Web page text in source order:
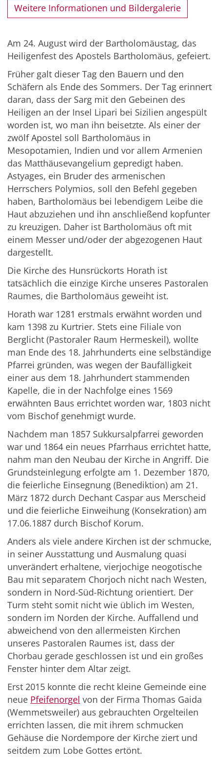
Weitere Informationen und Bildergalerie
Am 24. August wird der Bartholomäustag, das
Heiligenfest des Apostels Bartholomäus, gefeiert.
Früher galt dieser Tag den Bauern und den
Schäfern als Ende des Sommers. Der Tag erinnert
daran, dass der Sarg mit den Gebeinen des
Heiligen an der Insel Lipari bei Sizilien angespült
worden ist, wo man ihn beisetzte. Als einer der
zwölf Apostel soll Bartholomäus in
Mesopotamien, Indien und vor allem Armenien
das Matthäusevangelium gepredigt haben.
Astyages, ein Bruder des armenischen
Herrschers Polymios, soll den Befehl gegeben
haben, Bartholomäus bei lebendigem Leibe die
Haut abzuziehen und ihn anschließend kopfunter
zu kreuzigen. Daher ist Bartholomäus oft mit
einem Messer und/oder der abgezogenen Haut
dargestellt.
Die Kirche des Hunsrückorts Horath ist
tatsächlich die einzige Kirche unseres Pastoralen
Raumes, die Bartholomäus geweiht ist.
Horath war 1281 erstmals erwähnt worden und
kam 1398 zu Kurtrier. Stets eine Filiale von
Berglicht (Pastoraler Raum Hermeskeil), wollte
man Ende des 18. Jahrhunderts eine selbständige
Pfarrei gründen, was wegen der Baufälligkeit
einer aus dem 18. Jahrhundert stammenden
Kapelle, die in der Nachfolge eines 1569
erwähnten Baus errichtet worden war, 1803 nicht
vom Bischof genehmigt wurde.
Nachdem man 1857 Sukkursalpfarrei geworden
war und 1864 ein neues Pfarrhaus errichtet hatte,
nahm man den Neubau der Kirche in Angriff. Die
Grundsteinlegung erfolgte am 1. Dezember 1870,
die feierliche Einsegnung (Benediktion) am 21.
März 1872 durch Dechant Caspar aus Merscheid
und die feierliche Einweihung (Konsekration) am
17.06.1887 durch Bischof Korum.
Anders als viele andere Kirchen ist der schmucke,
in seiner Ausstattung und Ausmalung quasi
unverändert erhaltene, vierjochige neogotische
Bau mit separatem Chorjoch nicht nach Westen,
sondern in Nord-Süd-Richtung orientiert. Der
Turm steht somit nicht wie üblich im Westen,
sondern im Norden der Kirche. Auffallend und
abweichend von den allermeisten Kirchen
unseres Pastoralen Raumes ist, dass der
Chorbau gerade geschlossen ist und ein großes
Fenster hinter dem Altar zeigt.
Erst 2015 konnte die recht kleine Gemeinde eine
neue Pfeifenorgel von der Firma Thomas Gaida
(Wemmetsweiler) aus gebrauchten Orgelteilen
errichten lassen, die mit ihrem schmucken
Gehäuse die Nordempore der Kirche ziert und
seitdem zum Lobe Gottes ertönt.